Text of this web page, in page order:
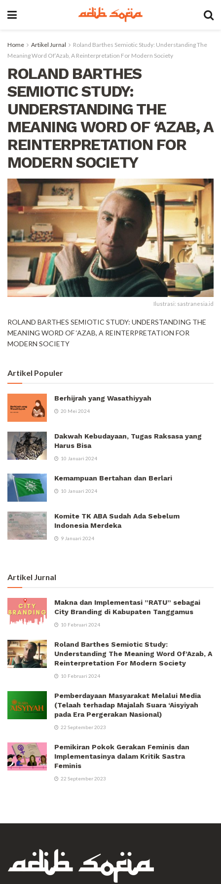
Home Artikel Jurnal
Roland Barthes Semiotic Study: Understanding The
Meaning Word Of’Azab, A Reinterpretation For Modern Society
ROLAND BARTHES
SEMIOTIC STUDY:
UNDERSTANDING THE
MEANING WORD OF ‘AZAB, A
REINTERPRETATION FOR
MODERN SOCIETY
Ilustrasi: sastranesia.id
ROLAND BARTHES SEMIOTIC STUDY: UNDERSTANDING THE
MEANING WORD OF ‘AZAB, A REINTERPRETATION FOR
MODERN SOCIETY
Artikel Populer
Berhijrah yang Wasathiyyah
20 Mei 2024
Dakwah Kebudayaan, Tugas Raksasa yang
Harus Bisa
10 Januari 2024
Kemampuan Bertahan dan Berlari
10 Januari 2024
Komite TK ABA Sudah Ada Sebelum
Indonesia Merdeka
9 Januari 2024
Artikel Jurnal
Makna dan Implementasi ”RATU” sebagai
City Branding di Kabupaten Tanggamus
10 Februari 2024
Roland Barthes Semiotic Study:
Understanding The Meaning Word Of’Azab, A
Reinterpretation For Modern Society
10 Februari 2024
Pemberdayaan Masyarakat Melalui Media
(Telaah terhadap Majalah Suara ‘Aisyiyah
pada Era Pergerakan Nasional)
22 September 2023
Pemikiran Pokok Gerakan Feminis dan
Implementasinya dalam Kritik Sastra
Feminis
22 September 2023